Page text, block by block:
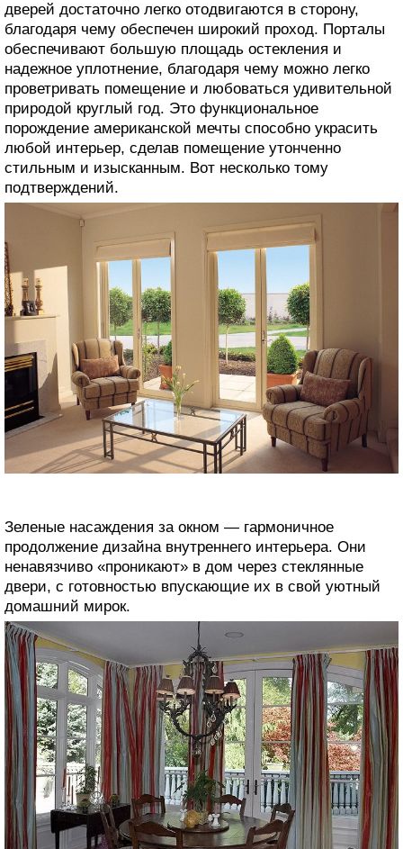
дверей достаточно легко отодвигаются в сторону,
благодаря чему обеспечен широкий проход. Порталы
обеспечивают большую площадь остекления и
надежное уплотнение, благодаря чему можно легко
проветривать помещение и любоваться удивительной
природой круглый год. Это функциональное
порождение американской мечты способно украсить
любой интерьер, сделав помещение утонченно
стильным и изысканным. Вот несколько тому
подтверждений.
Зеленые насаждения за окном — гармоничное
продолжение дизайна внутреннего интерьера. Они
ненавязчиво «проникают» в дом через стеклянные
двери, с готовностью впускающие их в свой уютный
домашний мирок.